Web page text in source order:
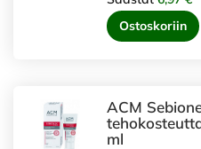
Ostoskoriin
ACM
ml